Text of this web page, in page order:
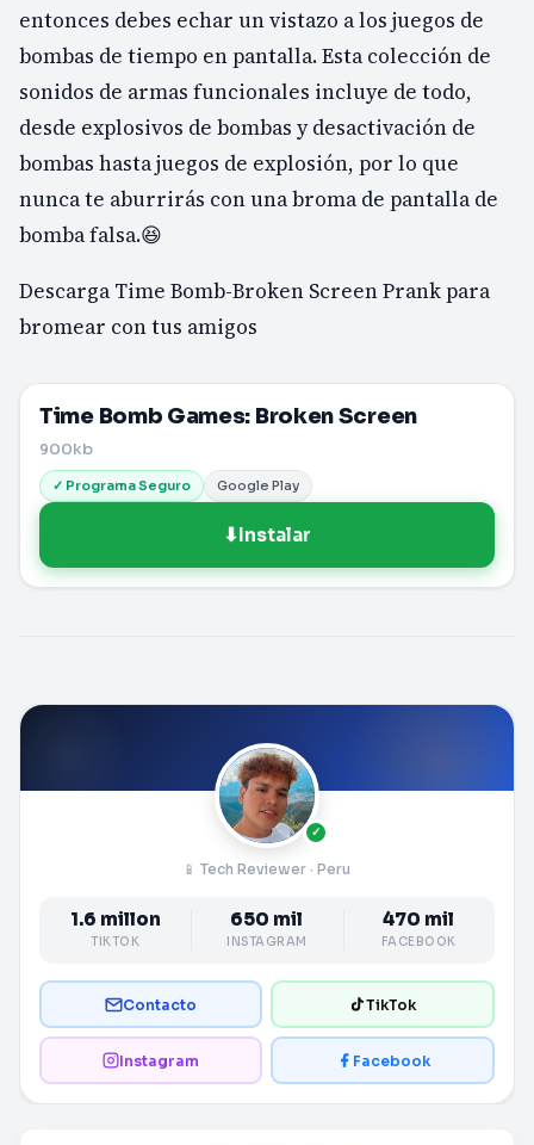
entonces debes echar un vistazo a los juegos de
bombas de tiempo en pantalla. Esta colección de
sonidos de armas funcionales incluye de todo,
desde explosivos de bombas y desactivación de
bombas hasta juegos de explosión, por lo que
nunca te aburrirás con una broma de pantalla de
bomba falsa.😆
Descarga Time Bomb-Broken Screen Prank para
bromear con tus amigos
Time Bomb Games: Broken Screen
900kb
✓ Programa Seguro Google Play
⬇Instalar
✓
📱 Tech Reviewer · Peru
1.6 millon
TIKTOK
650 mil
INSTAGRAM
470 mil
FACEBOOK
Contacto TikTok
Instagram Facebook